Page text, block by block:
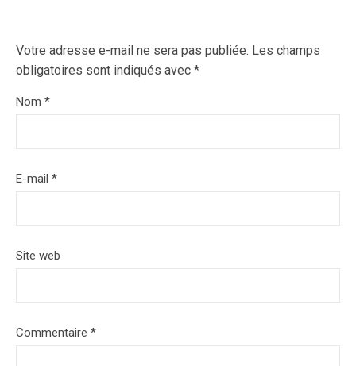
Votre adresse e-mail ne sera pas publiée. Les champs
obligatoires sont indiqués avec *
Nom *
E-mail *
Site web
Commentaire *